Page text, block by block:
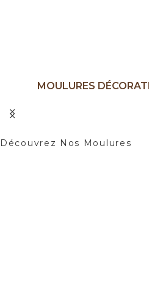
MOULURES
Découvrez Nos Moulures